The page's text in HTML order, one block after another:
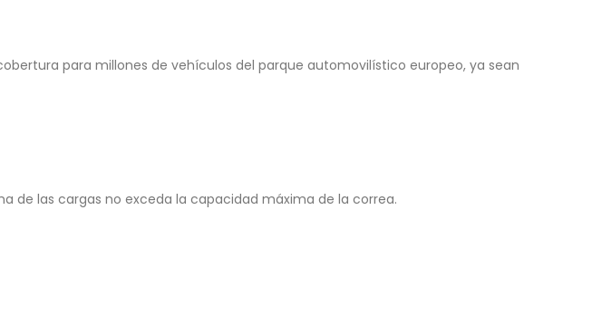
para millones de vehículos del parque automovilístico europeo, ya sean
de las cargas no exceda la capacidad máxima de la correa.